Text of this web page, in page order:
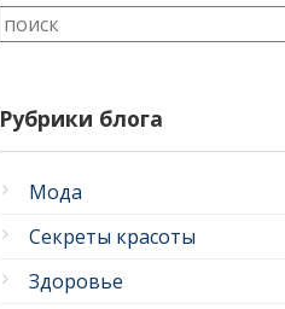
Рубрики блога
Мода
Секреты красоты
Здоровье